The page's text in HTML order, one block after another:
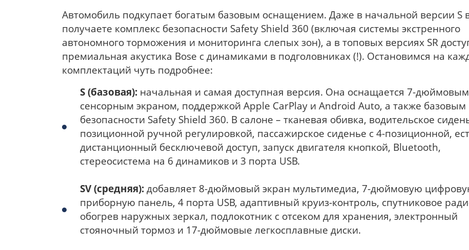
Автомобиль подкупает богатым базовым оснащением. Даже в начальной версии S
получаете комплекс безопасности Safety Shield 360 (включая системы экстренного
автономного торможения и мониторинга слепых зон), а в топовых версиях SR
премиальная акустика Bose с динамиками в подголовниках (!). Остановимся на
комплектаций чуть подробнее:
S (базовая): начальная и самая доступная версия. Она оснащается 7-дюймовым
сенсорным экраном, поддержкой Apple CarPlay и Android Auto, а также базовым
безопасности Safety Shield 360. В салоне – тканевая обивка, водительское
позиционной ручной регулировкой, пассажирское сиденье с 4-позиционной,
дистанционный бесключевой доступ, запуск двигателя кнопкой, Bluetooth,
стереосистема на 6 динамиков и 3 порта USB.
SV (средняя):добавляет 8-дюймовый экран мультимедиа, 7-дюймовую
приборную панель, 4 порта USB, адаптивный круиз-контроль, спутниковое
обогрев наружных зеркал, подлокотник с отсеком для хранения, электронный
стояночный тормоз и 17-дюймовые легкосплавные диски.